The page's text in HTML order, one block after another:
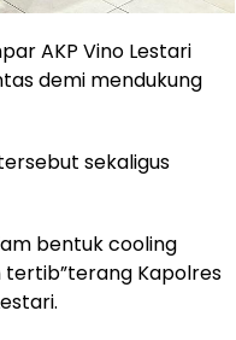
AKP Vino Lestari
demi mendukung
sekaligus
bentuk cooling
tertib”terang Kapolres